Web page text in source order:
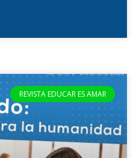
REVISTA EDUCAR ES AMAR